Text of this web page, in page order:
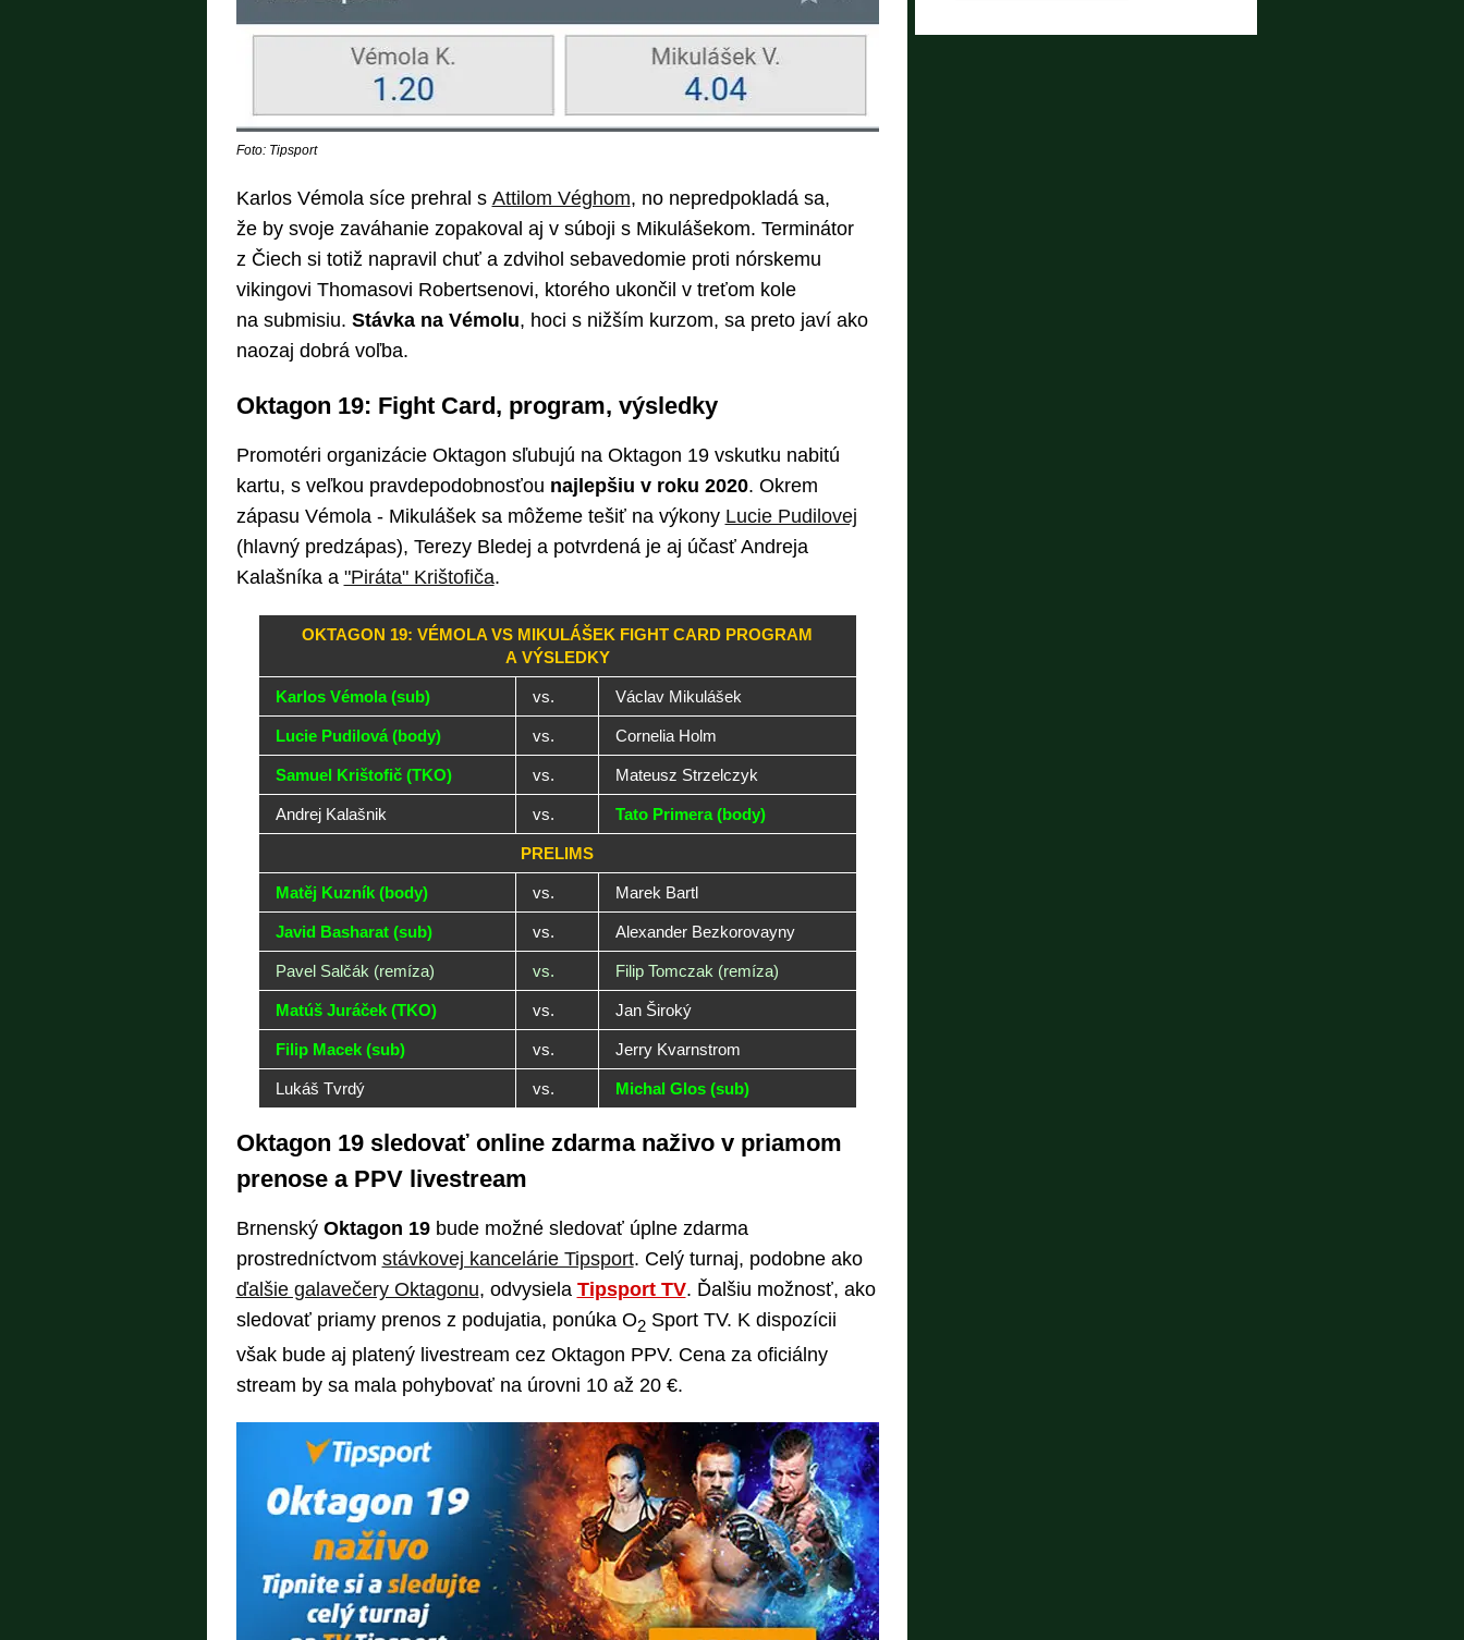
Foto: Tipsport
Karlos Vémola síce prehral s Attilom Véghom, no nepredpokladá sa,
že by svoje zaváhanie zopakoval aj v súboji s Mikulášekom. Terminátor
z Čiech si totiž napravil chuť a zdvihol sebavedomie proti nórskemu
vikingovi Thomasovi Robertsenovi, ktorého ukončil v treťom kole
na submisiu. Stávka na Vémolu, hoci s nižším kurzom, sa preto javí ako
naozaj dobrá voľba.
Oktagon 19: Fight Card, program, výsledky
Promotéri organizácie Oktagon sľubujú na Oktagon 19 vskutku nabitú
kartu, s veľkou pravdepodobnosťou najlepšiu v roku 2020. Okrem
zápasu Vémola - Mikulášek sa môžeme tešiť na výkony Lucie Pudilovej
(hlavný predzápas), Terezy Bledej a potvrdená je aj účasť Andreja
Kalašníka a "Piráta" Krištofiča.
OKTAGON 19: VÉMOLA VS MIKULÁŠEK FIGHT CARD PROGRAM
A VÝSLEDKY
Karlos Vémola (sub) vs. Václav Mikulášek
Lucie Pudilová (body) vs. Cornelia Holm
Samuel Krištofič (TKO) vs. Mateusz Strzelczyk
Andrej Kalašnik vs. Tato Primera (body)
PRELIMS
Matěj Kuzník (body) vs. Marek Bartl
Javid Basharat (sub) vs. Alexander Bezkorovayny
Pavel Salčák (remíza) vs. Filip Tomczak (remíza)
Matúš Juráček (TKO) vs. Jan Široký
Filip Macek (sub) vs. Jerry Kvarnstrom
Lukáš Tvrdý vs. Michal Glos (sub)
Oktagon 19 sledovať online zdarma naživo v priamom
prenose a PPV livestream
BrnenskýOktagon 19 bude možné sledovať úplne zdarma
prostredníctvom stávkovej kancelárie Tipsport. Celý turnaj, podobne ako
ďalšie galavečery Oktagonu, odvysiela Tipsport TV. Ďalšiu možnosť, ako
sledovať priamy prenos z podujatia, ponúka O2Sport TV. K dispozícii
však bude aj platený livestream cez Oktagon PPV. Cena za oficiálny
stream by sa mala pohybovať na úrovni 10 až 20 €.